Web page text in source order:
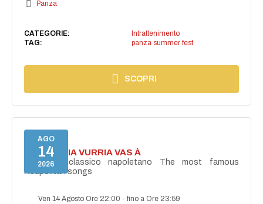
Panza
CATEGORIE:
Intrattenimento
TAG:
panza summer fest
SCOPRI
AGO
14
2026
I'TE VURRIA VURRIA VAS À
Concerto classico napoletano The most famous
Neapolitan songs
Ven 14 Agosto Ore 22:00 -fino a Ore 23:59